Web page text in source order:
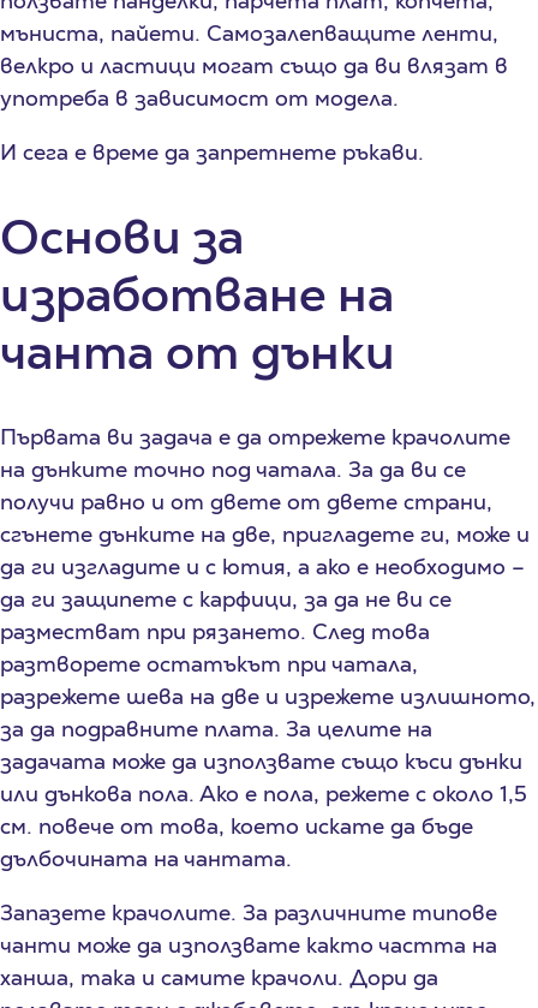
мъниста, пайети. Самозалепващите ленти,
велкро и ластици могат също да ви влязат в
употреба в зависимост от модела.
И сега е време да запретнете ръкави.
Основи за
изработване на
чанта от дънки
Първата ви задача е да отрежете крачолите
на дънките точно под чатала. За да ви се
получи равно и от двете от двете страни,
сгънете дънките на две, пригладете ги, може и
да ги изгладите и с ютия, а ако е необходимо –
да ги защипете с карфици, за да не ви се
разместват при рязането. След това
разтворете остатъкът при чатала,
разрежете шева на две и изрежете излишното,
за да подравните плата. За целите на
задачата може да използвате също къси дънки
или дънкова пола. Ако е пола, режете с около 1,5
см. повече от това, което искате да бъде
дълбочината на чантата.
Запазете крачолите. За различните типове
чанти може да използвате както частта на
ханша, така и самите крачоли. Дори да